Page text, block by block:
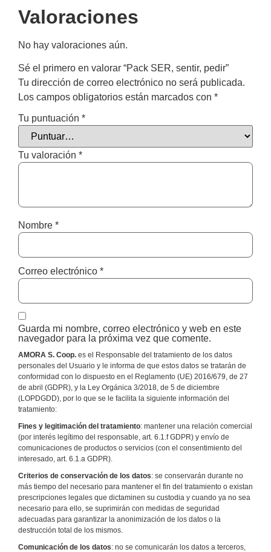
Valoraciones
No hay valoraciones aún.
Sé el primero en valorar “Pack SER, sentir, pedir”
Tu dirección de correo electrónico no será publicada.
Los campos obligatorios están marcados con *
Tu puntuación *
Tu valoración *
Nombre *
Correo electrónico *
Guarda mi nombre, correo electrónico y web en este
navegador para la próxima vez que comente.
AMORA S. Coop. es el Responsable del tratamiento de los datos
personales del Usuario y le informa de que estos datos se tratarán de
conformidad con lo dispuesto en el Reglamento (UE) 2016/679, de 27
de abril (GDPR), y la Ley Orgánica 3/2018, de 5 de diciembre
(LOPDGDD), por lo que se le facilita la siguiente información del
tratamiento:
Fines y legitimación del tratamiento: mantener una relación comercial
(por interés legítimo del responsable, art. 6.1.f GDPR) y envío de
comunicaciones de productos o servicios (con el consentimiento del
interesado, art. 6.1.a GDPR).
Criterios de conservación de los datos: se conservarán durante no
más tiempo del necesario para mantener el fin del tratamiento o existan
prescripciones legales que dictaminen su custodia y cuando ya no sea
necesario para ello, se suprimirán con medidas de seguridad
adecuadas para garantizar la anonimización de los datos o la
destrucción total de los mismos.
Comunicación de los datos: no se comunicarán los datos a terceros,